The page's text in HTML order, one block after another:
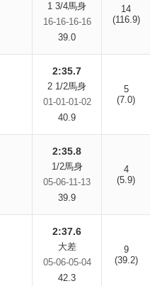
1 3/4馬身
16-16-16-16
39.0
14
(116.9)
2:35.7
2 1/2馬身
01-01-01-02
40.9
5
(7.0)
2:35.8
1/2馬身
05-06-11-13
39.9
4
(5.9)
2:37.6
大差
05-06-05-04
42.3
9
(39.2)